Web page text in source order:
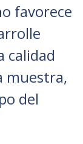
favorece
calidad
muestra,
del